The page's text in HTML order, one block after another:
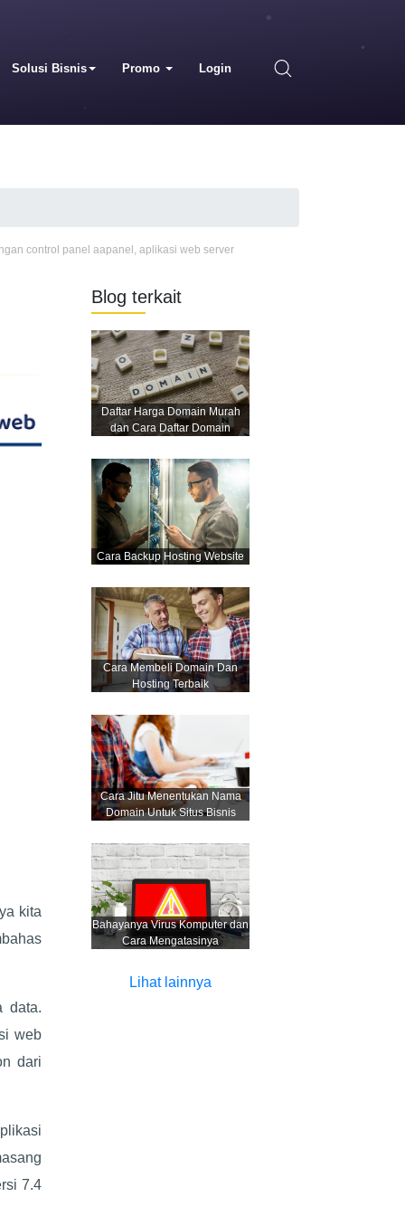
Solusi Bisnis Promo Login
control panel aapanel , aplikasi web server
kita
data.
web
dari
7.4
Blog terkait
Daftar Harga Domain Murah
dan Cara Daftar Domain
Cara Backup Hosting Website
Cara Membeli Domain Dan
Hosting Terbaik
Cara Jitu Menentukan Nama
Domain Untuk Situs Bisnis
Bahayanya Virus Komputer dan
Cara Mengatasinya
Lihat lainnya